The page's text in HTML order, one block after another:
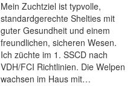
Mein Zuchtziel ist typvolle,
standardgerechte Shelties mit
guter Gesundheit und einem
freundlichen, sicheren Wesen.
Ich züchte im 1. SSCD nach
VDH/FCI Richtlinien. Die Welpen
wachsen im Haus mit…